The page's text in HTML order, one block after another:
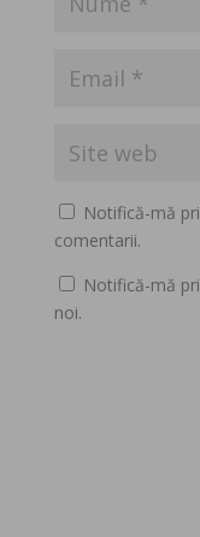
Notifică-mă
comentarii.
Notifică-mă
noi.